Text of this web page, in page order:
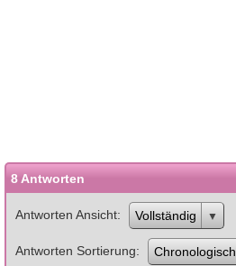
8 Antworten
Antworten Ansicht Vollständig
Antworten Sortierung Chronologisch